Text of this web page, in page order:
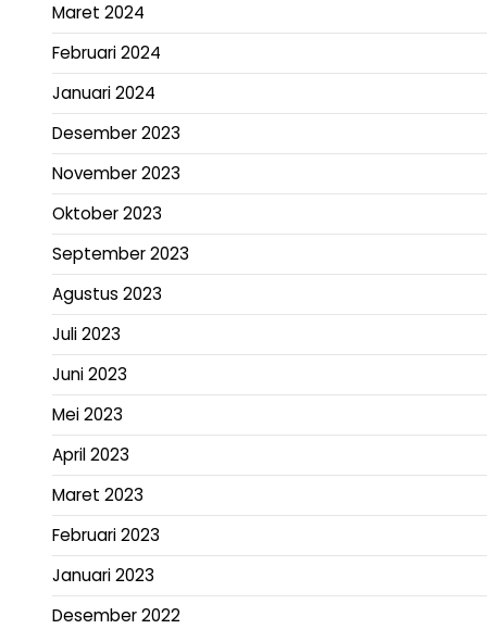
Maret 2024
Februari 2024
Januari 2024
Desember 2023
November 2023
Oktober 2023
September 2023
Agustus 2023
Juli 2023
Juni 2023
Mei 2023
April 2023
Maret 2023
Februari 2023
Januari 2023
Desember 2022